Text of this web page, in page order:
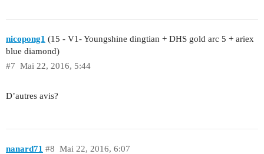
nicopong1 (15 - V1- Youngshine dingtian + DHS gold arc 5 + ariex
blue diamond)
Mai 22, 2016, 5:44
#7
D’autres avis?
nanard71 Mai 22, 2016, 6:07
#8